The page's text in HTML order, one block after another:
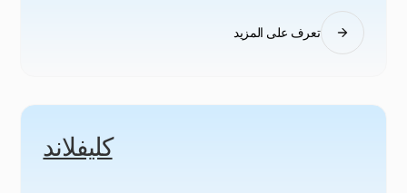
تعرف على المزيد
كليفلاند